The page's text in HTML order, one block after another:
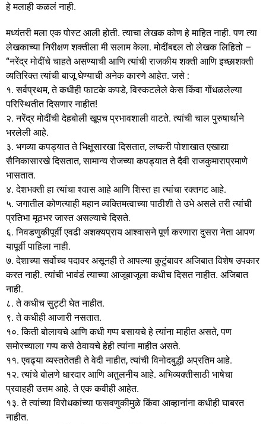
हे मलाही कळलं नाही.
मध्यंतरी मला एक पोस्ट आली होती. त्याचा लेखक कोण हे माहित नाही. पण त्या
लेखकाच्या निरीक्षण शक्तीला मी सलाम केला. मोदींबद्दल तो लेखक लिहितो –
“नरेंद्र मोदींचे चाहते असण्याची आणि त्यांची राजकीय शक्ती आणि इच्छाशक्ती
व्यतिरिक्त त्यांची बाजू घेण्याची अनेक कारणे आहेत. जसे :
१. सर्वप्रथम, ते कधीही फाटके कपडे, विस्कटलेले केस किंवा गोंधळलेल्या
परिस्थितीत दिसणार नाहीत!
२. नरेंद्र मोदींची देहबोली खूपच प्रभावशाली वाटते. त्यांची चाल पुरुषार्थाने
भरलेली आहे.
३. भगव्या कपड्यात ते भिक्षूसारखा दिसतात, लष्करी पोशाखात एखाद्या
सैनिकासारखे दिसतात, सामान्य रोजच्या कपड्यात ते दैवी राजकुमाराप्रमाणे
भासतात.
४. देशभक्ती हा त्यांचा श्वास आहे आणि शिस्त हा त्यांचा रक्तगट आहे.
५. जगातील कोणत्याही महान व्यक्तिमत्वाच्या पाठीशी ते उभे असले तरी त्यांची
प्रतिभा मूठभर जास्त असल्याचे दिसते.
६. निवडणुकीपूर्वी एवढी अशक्यप्राय आश्वासने पूर्ण करणारा दुसरा नेता आपण
यापूर्वी पाहिला नाही.
७. देशाच्या सर्वोच्च पदावर असूनही ते आपल्या कुटुंबावर अजिबात विशेष उपकार
करत नाही. त्यांची भावंडं त्याच्या आजूबाजूला कधीच दिसत नाहीत. अजिबात
नाही.
८. ते कधीच सुट्टी घेत नाहीत.
९. ते कधीही आजारी नसतात.
१०. किती बोलायचे आणि कधी गप्प बसायचे हे त्यांना माहीत असते, पण
समोरच्याला गप्प कसे ठेवायचे हेही त्यांना माहीत असते.
११. एवढ्या व्यस्ततेतही ते वेदी नाहीत, त्यांची विनोदबुद्धी अप्रतिम आहे.
१२. त्यांचे बोलणे धारदार आणि अतुलनीय आहे. अभिव्यक्तीसाठी भाषेचा
प्रवाहही उत्तम आहे. ते एक कवीही आहेत.
१३. ते त्यांच्या विरोधकांच्या फसवणुकीमुळे किंवा आव्हानांना कधीही घाबरत
नाहीत.